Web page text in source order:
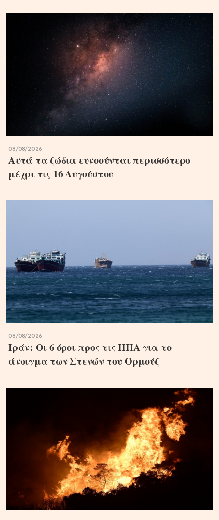
08/08/2026
Aυτά τα ζώδια ευνοούνται περισσότερο
μέχρι τις 16 Αυγούστου
08/08/2026
Ιράν: Οι 6 όροι προς τις ΗΠΑ για το
άνοιγμα των Στενών του Ορμούζ